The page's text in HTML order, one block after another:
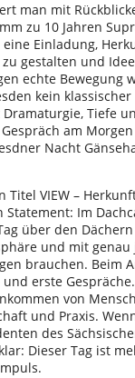
man mit
zu 10 Jahren
Einladung,
gestalten und
echte Bewegung
kein klassischer
Tiefe
am
Nacht
Titel VIEW –
Im
über den
und mit
brauchen. Beim
erste
von
und Praxis.
des
Dieser Tag ist